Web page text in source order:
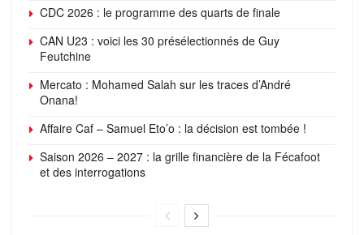
CDC 2026 : le programme des quarts de finale
CAN U23 : voici les 30 présélectionnés de Guy
Feutchine
Mercato : Mohamed Salah sur les traces d’André
Onana!
Affaire Caf – Samuel Eto’o : la décision est tombée !
Saison 2026 – 2027 : la grille financière de la Fécafoot
et des interrogations